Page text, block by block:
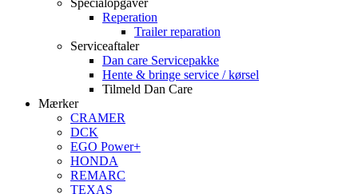
Specialopgaver
Reperation
Trailer reparation
Serviceaftaler
Dan care Servicepakke
Hente & bringe service / kørsel
Tilmeld Dan Care
Mærker
CRAMER
DCK
EGO Power+
HONDA
REMARC
TEXAS